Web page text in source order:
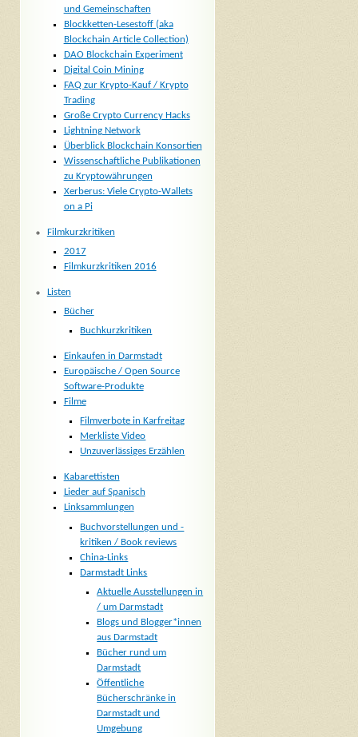
und Gemeinschaften
Blockketten-Lesestoff (aka
Blockchain Article Collection)
DAO Blockchain Experiment
Digital Coin Mining
FAQ zur Krypto-Kauf / Krypto
Trading
Große Crypto Currency Hacks
Lightning Network
Überblick Blockchain Konsortien
Wissenschaftliche Publikationen
zu Kryptowährungen
Xerberus: Viele Crypto-Wallets
on a Pi
Filmkurzkritiken
2017
Filmkurzkritiken 2016
Listen
Bücher
Buchkurzkritiken
Einkaufen in Darmstadt
Europäische / Open Source
Software-Produkte
Filme
Filmverbote in Karfreitag
Merkliste Video
Unzuverlässiges Erzählen
Kabarettisten
Lieder auf Spanisch
Linksammlungen
Buchvorstellungen und -
kritiken / Book reviews
China-Links
Darmstadt Links
Aktuelle Ausstellungen in
/ um Darmstadt
Blogs und Blogger*innen
aus Darmstadt
Bücher rund um
Darmstadt
Öffentliche
Bücherschränke in
Darmstadt und
Umgebung